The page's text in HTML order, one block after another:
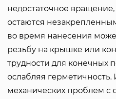
недостаточное вращение,
остаются
во время нанесения
резьбу на крышке или
трудности для конечных
ослабляя герметичность.
механических проблем с